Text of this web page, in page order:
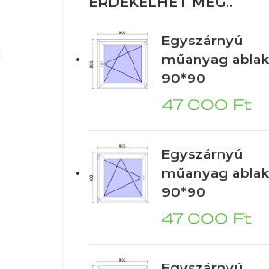
Egyszárnyú
műanyag ablak
90*90
47 000 Ft
Egyszárnyú
műanyag ablak
90*90
47 000 Ft